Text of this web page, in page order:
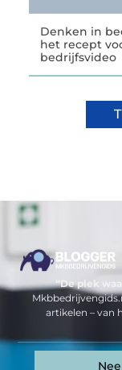
Denken in
het recept
bedrijfsvideo
“De plek
artikelen – van